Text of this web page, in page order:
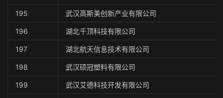
195 武汉高斯美创新产业有限公司
196 湖北千顶科技有限公司
197 湖北航天信息技术有限公司
198 武汉硕冠塑料有限公司
199 武汉艾德科技开发有限公司